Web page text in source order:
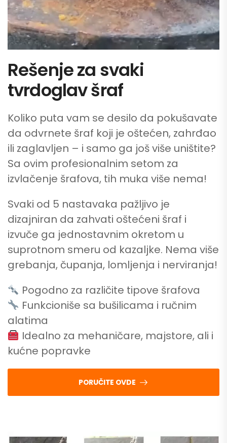
Rešenje za svaki
tvrdoglav šraf
Koliko puta vam se desilo da pokušavate
da odvrnete šraf koji je oštećen, zahrđao
ili zaglavljen – i samo ga još više uništite?
Sa ovim profesionalnim setom za
izvlačenje šrafova, tih muka više nema!
Svaki od 5 nastavaka pažljivo je
dizajniran da zahvati oštećeni šraf i
izvuče ga jednostavnim okretom u
suprotnom smeru od kazaljke. Nema više
grebanja, čupanja, lomljenja i nerviranja!
Pogodno za različite tipove šrafova
Funkcioniše sa bušilicama i ručnim
alatima
Idealno za mehaničare, majstore, ali i
kućne popravke
PORUČITE OVDE